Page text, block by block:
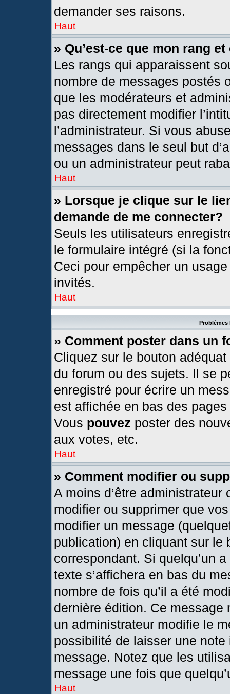
demander ses raisons.
Haut
» Qu’est-ce que mon rang
Les rangs qui apparaissent
nombre de messages postés
que les modérateurs et
pas directement modifier
l’administrateur. Si vous
messages dans le seul but
ou un administrateur peut
Haut
» Lorsque je clique sur le
demande de me connecter?
Seuls les utilisateurs
le formulaire intégré (si la
Ceci pour empêcher un
invités.
Haut
Problèmes
» Comment poster dans un
Cliquez sur le bouton
du forum ou des sujets. Il se
enregistré pour écrire un
est affichée en bas des
Vous pouvez poster des
aux votes, etc.
Haut
» Comment modifier ou
A moins d’être
modifier ou supprimer que
modifier un message
publication) en cliquant sur le
correspondant. Si quelqu’un
texte s’affichera en bas du
nombre de fois qu’il a été
dernière édition. Ce message
un administrateur modifie le
possibilité de laisser une
message. Notez que les
message une fois que
Haut